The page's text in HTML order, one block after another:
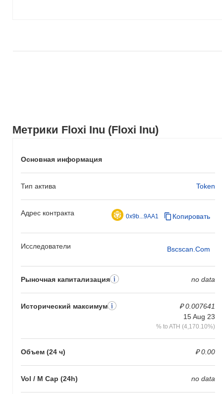
Метрики Floxi Inu (Floxi Inu)
Основная информация
Тип актива Token
Адрес контракта 0x9b...9AA1 Копировать
Исследователи Bscscan.com
Рыночная капитализация no data
Исторический максимум
₽ 0.007641
15 Aug 23
% to ATH (4,170.10%)
Объем (24 ч) ₽ 0.00
Vol / M Cap (24h) no data